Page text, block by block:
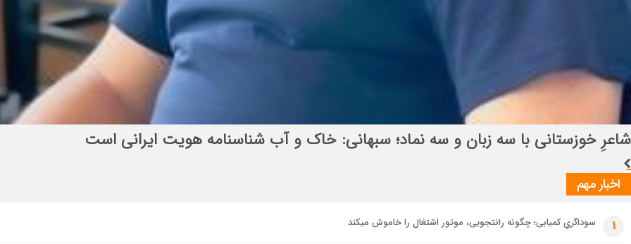
انتصاب راهبردی در قرارگاه بین‌المللی سازندگی اباصالح المهدی (عج)
اخبار مهم
1 سوداگریِ کمیابی؛ چگونه رانتجویی، موتور اشتغال را خاموش میکند